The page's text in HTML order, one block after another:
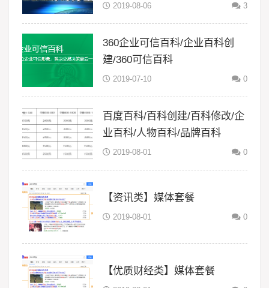
2019-08-06 3
360企业可信百科/企业百科创
建/360可信百科
2019-07-10 0
百度百科/百科创建/百科修改/企
业百科/人物百科/品牌百科
2019-08-01 0
【资讯类】媒体套餐
2019-08-01 0
【优质财经类】媒体套餐